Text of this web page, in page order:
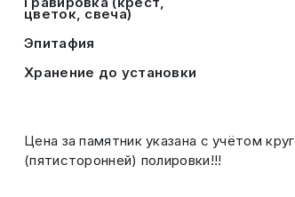
цветок, свеча)
Эпитафия
Хранение до установки
Цена за памятник указана с учётом
(пятисторонней) полировки!!!